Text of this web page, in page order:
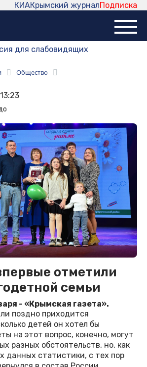
Подписка
Крымский журнал
КИА
для слабовидящих
Общество
отметили
семьи
- «Крымская газета».
поздно приходится
детей он хотел бы
на этот вопрос, конечно, могут
разных обстоятельств, но, как
данных статистики, с тех пор